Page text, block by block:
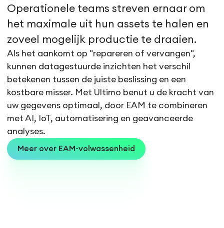
Operationele teams streven ernaar om
het maximale uit hun assets te halen en
zoveel mogelijk productie te draaien.
Als het aankomt op "repareren of vervangen",
kunnen datagestuurde inzichten het verschil
betekenen tussen de juiste beslissing en een
kostbare misser. Met Ultimo benut u de kracht van
uw gegevens optimaal, door EAM te combineren
met AI, IoT, automatisering en geavanceerde
analyses.
Meer over EAM-volwassenheid